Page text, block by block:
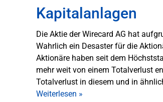
Kapitalanlagen
Die Aktie der Wirecard AG hat
Wahrlich ein Desaster für die
Aktionäre haben seit dem
mehr weit von einem Totalverlust
Totalverlust in diesem und in
Weiterlesen »